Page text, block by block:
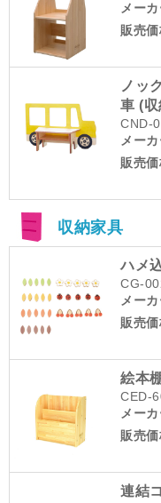
メー
販売
ノッ
車 (
CND-
メー
販売
収納家具
ハメ
CG-
メー
販売
絵本棚
CED-
メー
販売
連結